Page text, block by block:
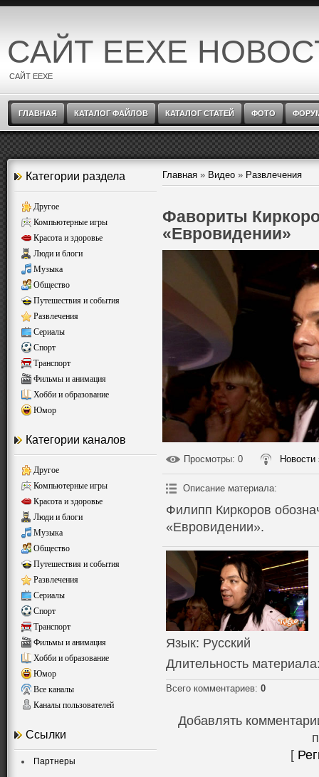
САЙТ EEXE
САЙТ EEXE
ГЛАВНАЯ КАТАЛОГ ФАЙЛОВ КАТАЛОГ СТАТЕЙ ФОТО
Категории раздела
Другое
Компьютерные игры
Красота и здоровье
Люди и блоги
Музыка
Общество
Путешествия и события
Развлечения
Сериалы
Спорт
Транспорт
Фильмы и анимация
Хобби и образование
Юмор
Категории каналов
Другое
Компьютерные игры
Красота и здоровье
Люди и блоги
Музыка
Общество
Путешествия и события
Развлечения
Сериалы
Спорт
Транспорт
Фильмы и анимация
Хобби и образование
Юмор
Все каналы
Каналы пользователей
Ссылки
Партнеры
Главная » Видео » Развлечения
Фавориты
«Евровидении»
Просмотры: 0 Новости
Описание материала:
Филипп Киркоров
«Евровидении».
Язык: Русский
Длительность материала
Всего комментариев: 0
Добавлять
[